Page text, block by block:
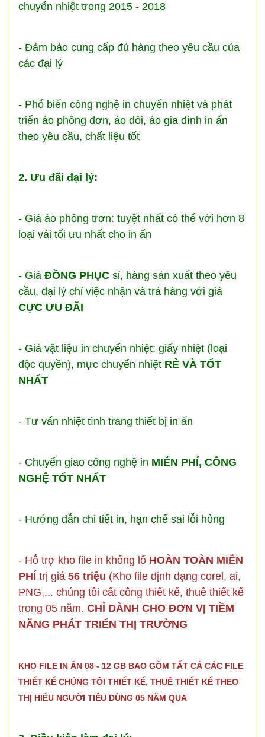
chuyển nhiệt trong 2015 - 2018
- Đảm bảo cung cấp đủ hàng theo yêu cầu của
các đại lý
- Phổ biến công nghệ in chuyển nhiệt và phát
triển áo phông đơn, áo đôi, áo gia đình in ấn
theo yêu cầu, chất liệu tốt
2. Ưu đãi đại lý:
- Giá áo phông trơn: tuyệt nhất có thể với hơn 8
loại vải tối ưu nhất cho in ấn
- Giá ĐỒNG PHỤC sỉ, hàng sản xuất theo yêu
cầu, đại lý chỉ việc nhận và trả hàng với giá
CỰC ƯU ĐÃI
- Giá vật liệu in chuyển nhiệt: giấy nhiệt (loại
độc quyền), mực chuyển nhiệt RẺ VÀ TỐT
NHẤT
- Tư vấn nhiệt tình trang thiết bị in ấn
- Chuyển giao công nghệ in MIỄN PHÍ, CÔNG
NGHỆ TỐT NHẤT
- Hướng dẫn chi tiết in, hạn chế sai lỗi hỏng
- Hỗ trợ kho file in khổng lổ HOÀN TOÀN MIỄN
PHÍ trị giá 56 triệu (Kho file định dạng corel, ai,
PNG,... chúng tôi cất công thiết kế, thuê thiết kế
trong 05 năm. CHỈ DÀNH CHO ĐƠN VỊ TIỀM
NĂNG PHÁT TRIỂN THỊ TRƯỜNG
KHO FILE IN ẤN 08 - 12 GB BAO GỒM TẤT CẢ CÁC FILE
THIẾT KẾ CHÚNG TÔI THIẾT KẾ, THUÊ THIẾT KẾ THEO
THỊ HIẾU NGƯỜI TIÊU DÙNG 05 NĂM QUA